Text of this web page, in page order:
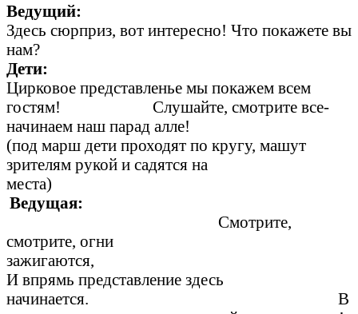
Здесь сюрприз, вот интересно! Что покажете вы
нам?
Цирковое представленье мы покажем всем
гостям! Слушайте, смотрите все-
начинаем наш парад алле!
(под марш дети проходят по кругу, машут
зрителям рукой и садятся на
Ведущая:
Смотрите,
смотрите, огни
зажигаются,
И впрямь представление здесь
начинается.
В